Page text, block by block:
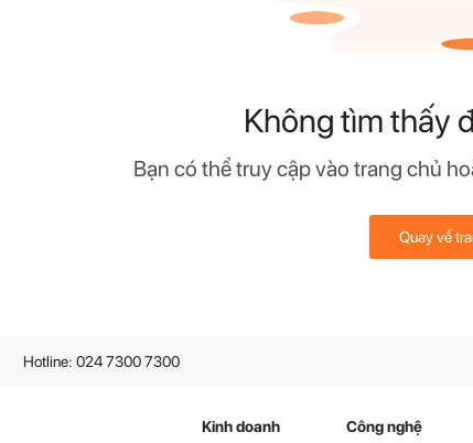
Không tìm thấy
Bạn có thể truy cập vào trang chủ
Quay về
Hotline: 024 7300 7300
Kinh doanh Công nghệ